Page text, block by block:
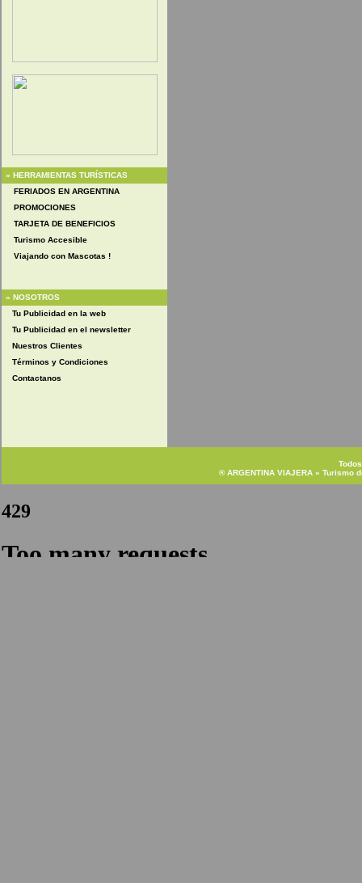
» HERRAMIENTAS TURÍSTICAS
FERIADOS EN ARGENTINA
PROMOCIONES
TARJETA DE BENEFICIOS
Turismo Accesible
Viajando con Mascotas !
» NOSOTROS
Tu Publicidad en la web
Tu Publicidad en el newsletter
Nuestros Clientes
Términos y Condiciones
Contactanos
®ARGENTINA VIAJERA» Turismo